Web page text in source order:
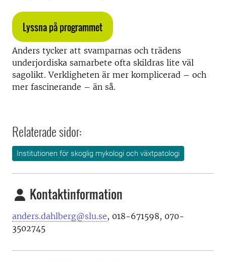
Lyssna på programmet
Anders tycker att svamparnas och trädens
underjordiska samarbete ofta skildras lite väl
sagolikt. Verkligheten är mer komplicerad – och
mer fascinerande – än så.
Relaterade sidor:
Institutionen för skoglig mykologi och växtpatologi
Kontaktinformation
anders.dahlberg@slu.se, 018-671598, 070-
3502745